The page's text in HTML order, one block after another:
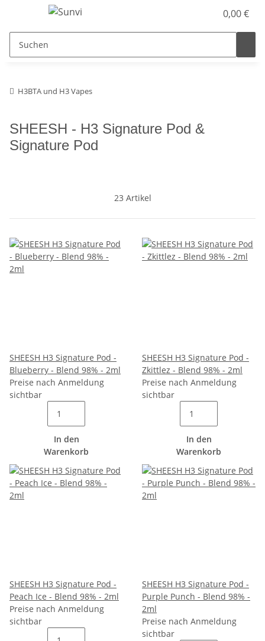
0,00 €
H3BTA und H3 Vapes
SHEESH - H3 Signature Pod &
Signature Pod
23 Artikel
SHEESH H3 Signature Pod -
Blueberry - Blend 98% - 2ml
Preise nach Anmeldung
sichtbar
In den
Warenkorb
SHEESH H3 Signature Pod -
Zkittlez - Blend 98% - 2ml
Preise nach Anmeldung
sichtbar
In den
Warenkorb
SHEESH H3 Signature Pod -
Peach Ice - Blend 98% - 2ml
Preise nach Anmeldung
sichtbar
SHEESH H3 Signature Pod -
Purple Punch - Blend 98% -
2ml
Preise nach Anmeldung
sichtbar